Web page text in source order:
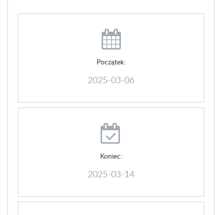
Początek:
2025-03-06
Koniec:
2025-03-14